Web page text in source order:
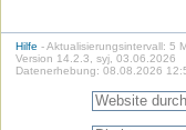
Hilfe - Aktualisierungsintervall: 5
Version 14.2.3, syj, 03.06.2026
Datenerhebung: 08.08.2026